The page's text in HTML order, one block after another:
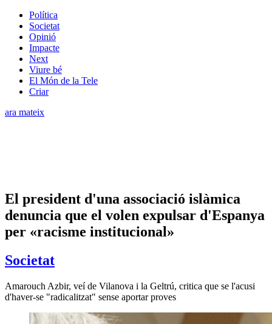
Política
Societat
Opinió
Impacte
Next
Viure bé
El Món de la Tele
Criar
ara mateix
El president d'una associació islàmica
denuncia que el volen expulsar d'Espanya
per «racisme institucional»
Societat
Amarouch Azbir, veí de Vilanova i la Geltrú, critica que se l'acusi
d'haver-se "radicalitzat" sense aportar proves